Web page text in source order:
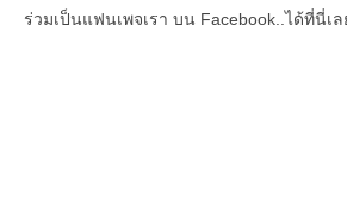
ร่วมเป็นแฟนเพจเรา บน Facebook..ได้ที่นี่เล